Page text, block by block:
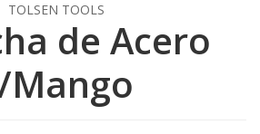
TOLSEN TOOLS
de Acero
Mango